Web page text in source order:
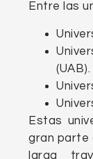
Entre las
(UAB).
Estas
gran parte
larga